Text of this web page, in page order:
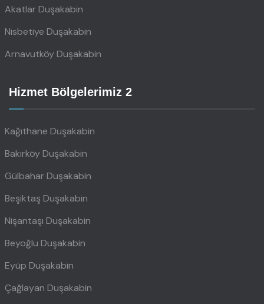
Akatlar Duşakabin
Nisbetiye Duşakabin
Arnavutköy Duşakabin
Hizmet Bölgelerimiz 2
Kağıthane Duşakabin
Bakırköy Duşakabin
Gülbahar Duşakabin
Beşiktaş Duşakabin
Nişantaşı Duşakabin
Beyoğlu Duşakabin
Eyüp Duşakabin
Çağlayan Duşakabin